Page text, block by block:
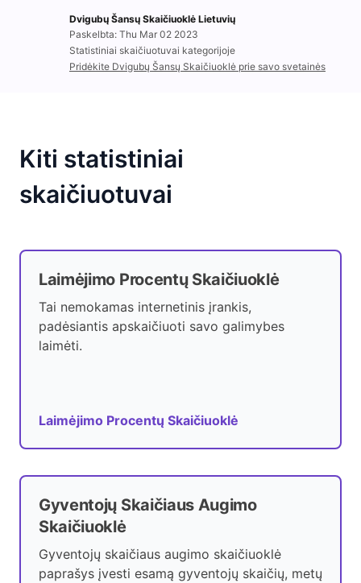
Dvigubų Šansų Skaičiuoklė Lietuvių
Paskelbta: Thu Mar 02 2023
Statistiniai skaičiuotuvai kategorijoje
Pridėkite Dvigubų Šansų Skaičiuoklė prie savo svetainės
Kiti statistiniai
skaičiuotuvai
Laimėjimo Procentų Skaičiuoklė
Tai nemokamas internetinis įrankis,
padėsiantis apskaičiuoti savo galimybes
laimėti.
Laimėjimo Procentų Skaičiuoklė
Gyventojų Skaičiaus Augimo
Skaičiuoklė
Gyventojų skaičiaus augimo skaičiuoklė
paprašys įvesti esamą gyventojų skaičių, metų